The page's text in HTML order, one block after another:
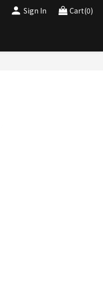
Sign In Cart(0)